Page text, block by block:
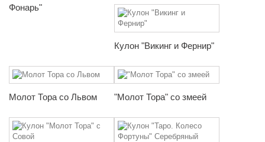
Фонарь"
Кулон "Викинг и Фернир"
Молот Тора со Львом "Молот Тора" со змеей